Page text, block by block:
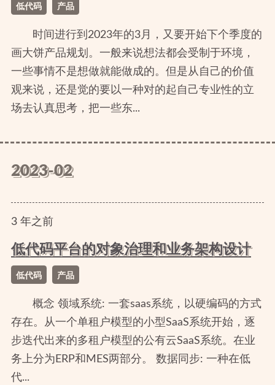
低代码 产品
时间进行到2023年的3月，又要开始下个季度的
画大饼产品规划。一般来说想法都会受制于环境，
一些事情不是想做就能做成的。但是从自己的价值
观来说，还是觉的要以一种对的起自己专业性的立
场去认真思考，把一些东...
2023-02
3年之前
低代码平台的对象治理和业务架构设计
低代码 产品
概念 领域系统: 一套saas系统，以硬编码的方式
存在。从一个单租户模型的小型SaaS系统开始，逐
步迭代出来的多租户模型的公有云SaaS系统。在业
务上分为ERP和MES两部分。 数据同步: 一种在低
代...